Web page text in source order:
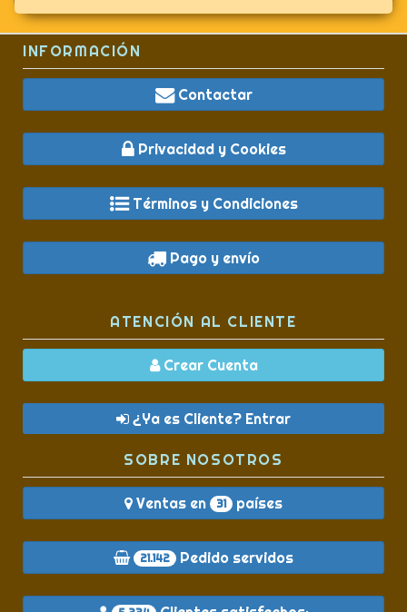
INFORMACIÓN
Contactar
Privacidad y Cookies
Términos y Condiciones
Pago y envío
ATENCIÓN AL CLIENTE
Crear Cuenta
¿Ya es Cliente? Entrar
SOBRE NOSOTROS
Ventas en 31 países
21.142 Pedido servidos